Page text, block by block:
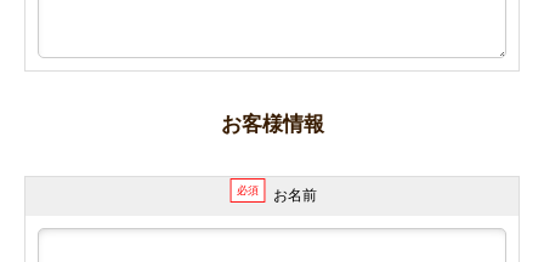
お客様情報
必須 お名前